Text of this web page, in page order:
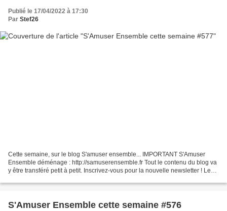
Publié le 17/04/2022 à 17:30
Par Stef26
Cette semaine, sur le blog S'amuser ensemble... IMPORTANT S'Amuser
Ensemble déménage : http://samuserensemble.fr Tout le contenu du blog va
y être transféré petit à petit. Inscrivez-vous pour la nouvelle newsletter ! Le
S'Amuser Ensemble cette semaine #576